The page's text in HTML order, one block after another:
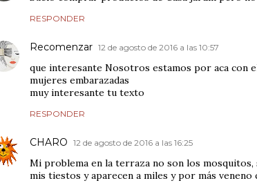
RESPONDER
Recomenzar 12 de agosto de 2016 a las 10:57
que interesante Nosotros estamos por aca con
mujeres embarazadas
muy interesante tu texto
RESPONDER
CHARO 12 de agosto de 2016 a las 16:25
Mi problema en la terraza no son los mosquitos,
mis tiestos y aparecen a miles y por más